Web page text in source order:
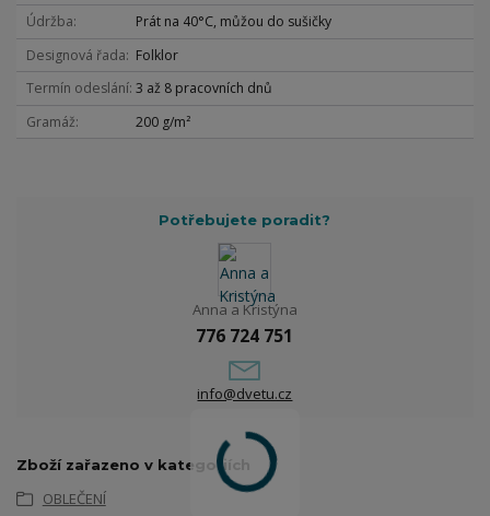
Údržba
Prát na 40°C, můžou do sušičky
Designová řada
Folklor
Termín odeslání 3 až 8 pracovních dnů
Gramáž
200 g/m²
Potřebujete poradit?
Anna a Kristýna
776 724 751
info@dvetu.cz
Zboží zařazeno v kategoriích
OBLEČENÍ